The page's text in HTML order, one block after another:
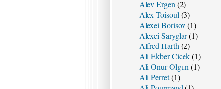
Alev Ergen (2)
Alex Toisoul (3)
Alexei Borisov(1)
Alexei Saryglar(1)
Alfred Harth (2)
Ali Ekber Cicek(1)
Ali Onur Olgun (1)
Ali Perret(1)